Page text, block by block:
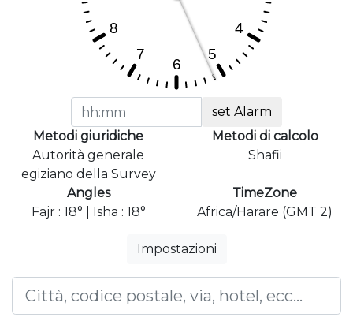
set Alarm
Metodi giuridiche
Autorità generale
egiziano della Survey
Metodi di calcolo
Shafii
Angles
Fajr : 18° | Isha : 18°
TimeZone
Africa/Harare (GMT 2)
Impostazioni